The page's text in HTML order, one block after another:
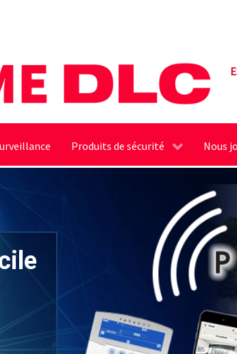
Produits de sécurité Nous
de
les